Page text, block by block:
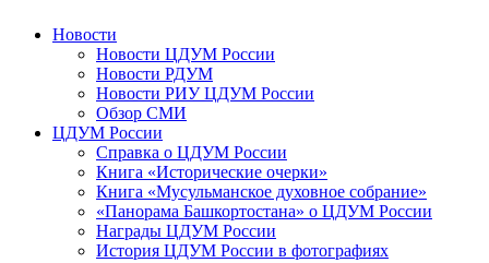
Новости
Новости ЦДУМ России
Новости РДУМ
Новости РИУ ЦДУМ России
Обзор СМИ
ЦДУМ России
Справка о ЦДУМ России
Книга «Исторические очерки»
Книга «Мусульманское духовное собрание»
«Панорама Башкортостана» о ЦДУМ России
Награды ЦДУМ России
История ЦДУМ России в фотографиях